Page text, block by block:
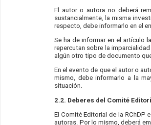
El autor o autora no deberá
sustancialmente, la misma
respecto, debe informarlo en el
Se ha de informar en el artículo
repercutan sobre la
algún otro tipo de documento
En el evento de que el autor o
mismo, debe informarlo a la
situación.
2.2. Deberes del Comité
El Comité Editorial de la RChDP
autoras. Por lo mismo, deberá